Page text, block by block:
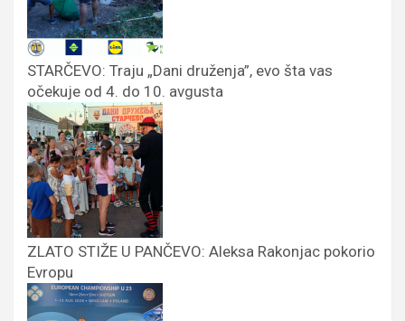
STARČEVO: Traju „Dani druženja”, evo šta vas
očekuje od 4. do 10. avgusta
ZLATO STIŽE U PANČEVO: Aleksa Rakonjac pokorio
Evropu